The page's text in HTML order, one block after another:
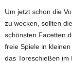
Um jetzt schon die
zu wecken, sollten
schönsten Facetten
freie Spiele in
das Toreschießen im